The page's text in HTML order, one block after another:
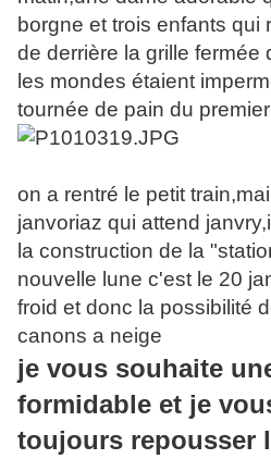
borgne et trois enfants qui
de derrière la grille fermée
les mondes étaient
tournée de pain du
on a rentré le petit
janvoriaz qui attend
la construction de la
nouvelle lune c'est le 20
froid et donc la possibilité
canons a neige
je vous souhaite
formidable et je
toujours repousser